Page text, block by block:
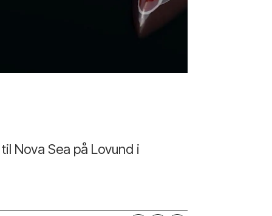
Nova Sea på Lovund i